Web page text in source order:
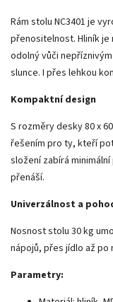
Rám stolu NC3401 je
přenositelnost. Hliník
odolný vůči
slunce. I přes lehkou
Kompaktní design
S rozměry desky 80 x
řešením pro ty, kteří
složení zabírá
přenáší.
Univerzálnost a
Nosnost stolu 30 kg
nápojů, přes jídlo až
Parametry: